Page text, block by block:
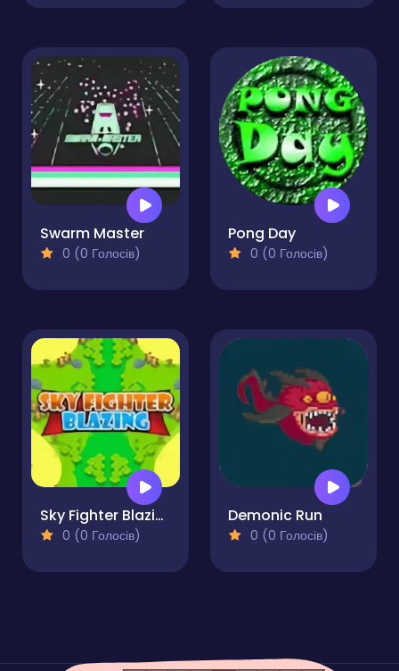
Swarm Master
0 (0 Голосів)
Pong Day
0 (0 Голосів)
Sky Fighter Blazing
0 (0 Голосів)
Demonic Run
0 (0 Голосів)